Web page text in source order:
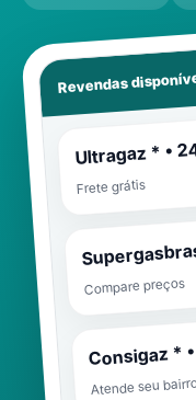
Revendas
Ultragaz * •
Frete grátis
Compare preços
Consigaz *
Atende seu